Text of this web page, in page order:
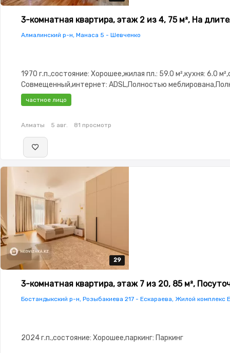
3-комнатная квартира, этаж 2 из 4, 75 м², На
Алмалинский р-н, Манаса 5 - Шевченко
1970 г.п.,состояние: Хорошее,жилая пл.: 59.0 м²,кухня: 6.0
Совмещенный,интернет: ADSL,Полностью
меблирована,паркинг: Рядом охраняемая стоянка,Решетки
окнах,Домофон,Пластиковые окна,Неугловая,Встроенная
частное лицо
Алматы 5 авг. 81 просмотр
29
29
29
29
29
3-комнатная квартира, этаж 7 из 20, 85 м²,
Бостандыкский р-н, Розыбакиева 217 - Ескараева, Жилой комплекс
2024 г.п.,состояние: Хорошее,паркинг: Паркинг